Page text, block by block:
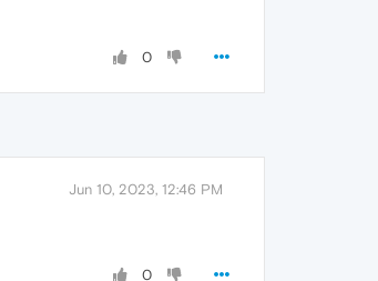
0
Jun 10, 2023, 12:46 PM
0